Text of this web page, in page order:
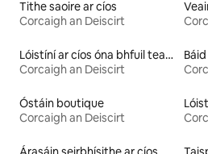
Tithe saoire ar cíos
Corcaigh an Deiscirt
Lóistíní ar cíos óna bhfuil teacht ar loch
Corcaigh an Deiscirt
Óstáin boutique
Corcaigh an Deiscirt